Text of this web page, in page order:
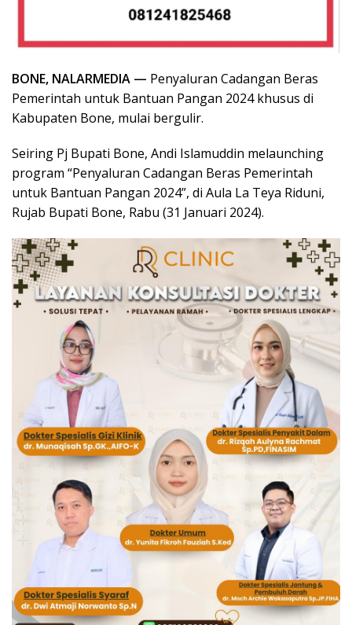
BONE, NALARMEDIA — Penyaluran Cadangan Beras
Pemerintah untuk Bantuan Pangan 2024 khusus di
Kabupaten Bone, mulai bergulir.
Seiring Pj Bupati Bone, Andi Islamuddin melaunching
program “Penyaluran Cadangan Beras Pemerintah
untuk Bantuan Pangan 2024”, di Aula La Teya Riduni,
Rujab Bupati Bone, Rabu (31 Januari 2024).